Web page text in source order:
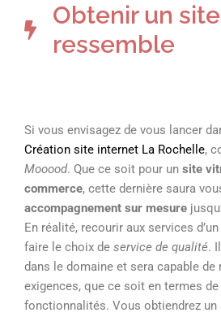
Obtenir un
ressemble
Si vous envisagez de vous lancer
Création site internet La Rochelle,
Mooood. Que ce soit pour un site
commerce, cette dernière saura
accompagnement sur mesure
En réalité, recourir aux services
faire le choix de service de qualité.
dans le domaine et sera capable de
exigences, que ce soit en termes
fonctionnalités. Vous obtiendrez